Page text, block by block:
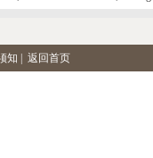
知 返回首页